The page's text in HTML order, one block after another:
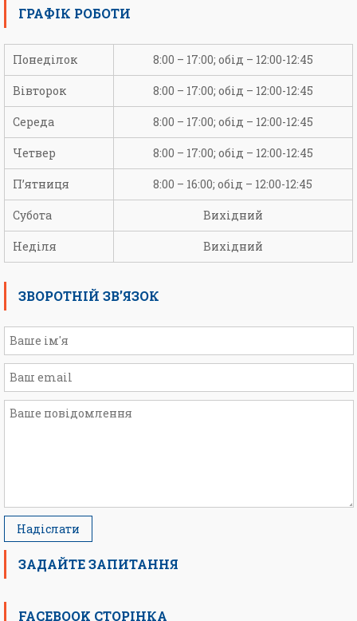
ГРАФІК РОБОТИ
Понеділок 8:00 – 17:00; обід – 12:00-12:45
Вівторок 8:00 – 17:00; обід – 12:00-12:45
Середа 8:00 – 17:00; обід – 12:00-12:45
Четвер 8:00 – 17:00; обід – 12:00-12:45
П’ятниця 8:00 – 16:00; обід – 12:00-12:45
Субота Вихідний
Неділя Вихідний
ЗВОРОТНІЙ ЗВ’ЯЗОК
ЗАДАЙТЕ ЗАПИТАННЯ
FACEBOOK СТОРІНКА